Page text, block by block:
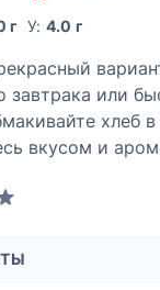
г У: 4.0 г
завтрака или
хлеб
вкусом и